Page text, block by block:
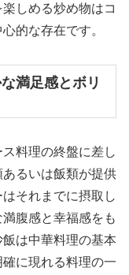
しめる炒め物はコ
的な存在です。
満足感とボリ
料理の終盤に差し
るいは飯類が提供
それまでに摂取し
腹感と幸福感をも
は中華料理の基本
に現れる料理の一